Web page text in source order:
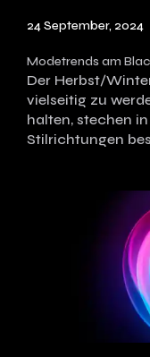
24 September, 2024
Modetrends am
Der Herbst/
vielseitig zu
halten, stechen
Stilrichtungen